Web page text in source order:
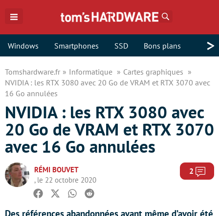
Windows Smartphones SSD Bons plans >
Tomshardware.fr Informatique
Cartes graphiques
NVIDIA : les RTX 3080 avec 20 Go de VRAM et RTX 3070 avec
16 Go annulées
NVIDIA : les RTX 3080 avec
20 Go de VRAM et RTX 3070
avec 16 Go annulées
RÉMI BOUVET
, le 22 octobre 2020
2
Facebook
TwitterWhatsapp
Reddit
Des références abandonnées avant même d’avoir été